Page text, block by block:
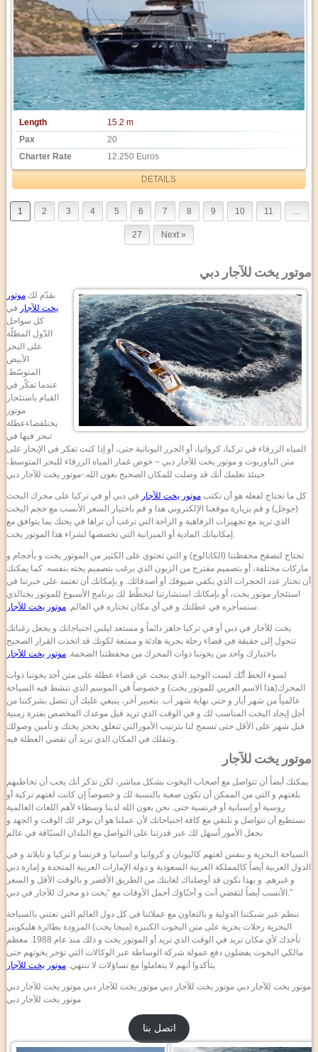
Length
15.2 m
Pax
20
Charter Rate
12.250 Euros
DETAILS
1 2 3 4 5 6 7 8 9 10 11 …
27 Next »
موتور يخت للآجار دبي
نقدّم لكموتور
يخت للآجار في
كل سواحل
الدّول المطلّة
على البحر
الأبيض
المتوسّط.
عندما تفكّر في
القيام باستئجار
موتور
يختلقضاءعطلة
تبحر فيها في
المياه الزرقاء في تركيا، كرواتيا، أو الجزر اليونانية حتى، أو إذا كنت تفكر في الإبحار على
متن الباوربوت و موتور يخت للآجار دبي – خوض غمار المياه الزرقاء للبحر المتوسط،
حينئذ نعلمك أنك قد وصلت للمكان الصحيح بعون الله.-موتور يخت للآجار دبي
كل ما تحتاج لفعله هو أن تكتبموتور يخت للآجار في دبي أو في تركيا على محرك البحث
(جوجل) و قم بزيارة موقعنا الإلكتروني هذا و قم باختيار السعر الأنسب مع حجم اليخت
الذي تريد مع تجهيزات الرفاهية و الراحة التي ترغب أن تراها في يختك بما يتوافق مع
إمكانياتك المادية أو الميزانية التي تخصصها لشراء هذا الموتور يخت.
تحتاج لتصفح محفظتنا (الكاتالوج) و التي تحتوي على الكثير من الموتور يخت و بأحجام و
ماركات مختلفة، أو بتصميم مقترح من الزبون الذي يرغب بتصميم يخته بنفسه. كما يمكنك
أن تختار عدد الحجرات الذي يكفي ضيوفك أو أصدقائك. و بإمكانك أن تعتمد على خبرتنا في
استئجار موتور يخت، أو بإمكانك استشارتنا لنخطّط لك برنامج الأسبوع للموتور يختالذي
ستسأجره في عطلتك و في أي مكان تختاره في العالم.موتور يخت للآجار .
يخت للآجار في دبي أو في تركيا جاهز دائماً و مستعد ليلبي احتياجاتك و يجعل رغباتك
تتحول إلى حقيقة في قضاء رحلة بحرية هادئة و ممتعة لكونك قد اتخذت القرار الصحيح
باختيارك واحد من يخوتنا ذوات المحرك من محفظتنا الضخمة.موتور يخت للآجار
لسوء الحظ أنّك لست الوحيد الذي يبحث عن قضاء عطلة على متن أحد يخوتنا ذوات
المحرك(هذا الاسم العربي للموتور يخت) و خصوصاً في الموسم الذي تنشط فيه السياحة
عالمياً من شهر أيار و حتى نهاية شهر آب. بتعبير آخر، ينبغي عليك أن تتصل بشركتنا من
أجل إيجاد اليخت المناسب لك و في الوقت الذي تريد قبل موعدك المخصص بفترة زمنية
قبل شهر على الأقل حتى تسمح لنا بترتيب الأمورالتي تتعلق بحجز يختك و تأمين وصولك
وتنقلك في المكان الذي تريد أن تقضي العطلة فيه.
موتور يخت للآجار
يمكنك أيضاً أن تتواصل مع أصحاب اليخوت بشكل مباشر، لكن تذكر أنك يجب أن تخاطبهم
بلغتهم و التي من الممكن أن تكون صعبة بالنسبة لك و خصوصاً إن كانت لغتهم تركية أو
روسية أو إسبانية أو فرنسية حتى. نحن بعون الله لدينا وسطاء لأهم اللغات العالمية
نستطيع أن نتواصل و نلتقي مع كافة احتياجاتك لأن عملنا هو أن نوفر لك الوقت و الجهد و
نجعل الأمور أسهل لك عبر قدرتنا على التواصل مع البلدان السبّاقة في عالم
السياحة البحرية و بنفس لغتهم كاليونان و كرواتيا و اسبانيا و فرنسا و تركيا و تايلاند و في
الدول العربية أيضاً كالمملكة العربية السعودية و دولة الإمارات العربية المتحدة و إمارة دبي
و غيرهم. و بهذا نكون قد أوصلناك لغايتك من الطريق الأقصر و بالوقت الأقل و السعر
الأنسب أيضاً لتقضي أنت و أحبّاؤك أجمل الأوقات مع “يخت ذو محرك للآجار في دبي.”
ننظم عبر شبكتنا الدولية و بالتعاون مع عملائنا في كل دول العالم التي تعتني بالسياحة
البحرية رحلات بحرية على متن اليخوت الكبيرة (ميجا يخت) المزودة بطائرة هليكوبتر
تأخذك لأي مكان تريد في الوقت الذي تريد أو الموتور يخت و ذلك منذ عام 1988. معظم
مالكي اليخوت يفضلون دفع عمولة شركة الوساطة عبر الوكالات التي تؤجر يخوتهم حتى
يتأكدوا أنهم لا يتعاملوا مع تساؤلات لا تنتهي.موتور يخت للآجار
موتور يخت للآجار دبي موتور يخت للآجار دبي موتور يخت للآجار دبي موتور يخت للآجار دبي
موتور يخت للآجار دبي
اتصل بنا